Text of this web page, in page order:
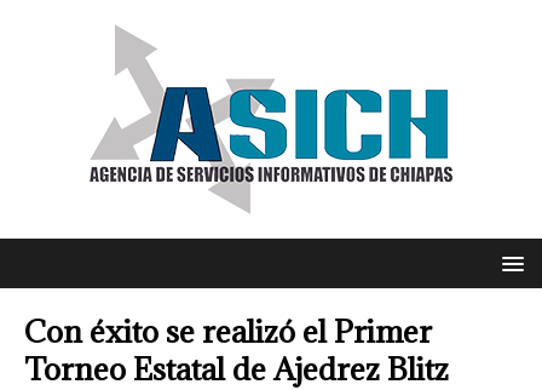
Con éxito se realizó el Primer
Torneo Estatal de Ajedrez Blitz